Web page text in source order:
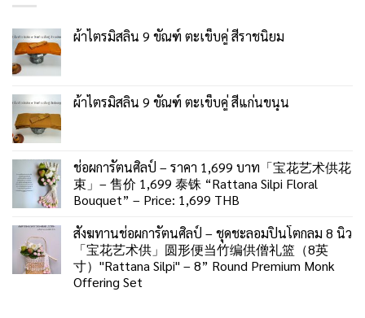
ผ้าไตรมิสลิน 9 ขัณฑ์ ตะเข็บคู่ สีราชนิยม
ผ้าไตรมิสลิน 9 ขัณฑ์ ตะเข็บคู่ สีแก่นขนุน
ช่อผการัตนศิลป์ – ราคา 1,699 บาท「宝花艺术供花
束」– 售价 1,699 泰铢 “Rattana Silpi Floral
Bouquet” – Price: 1,699 THB
สังฆทานช่อผการัตนศิลป์ – ชุดชะลอมปิ่นโตกลม 8 นิ้ว
「宝花艺术供」圆形便当竹编供僧礼篮（8英
寸）"Rattana Silpi" – 8” Round Premium Monk
Offering Set